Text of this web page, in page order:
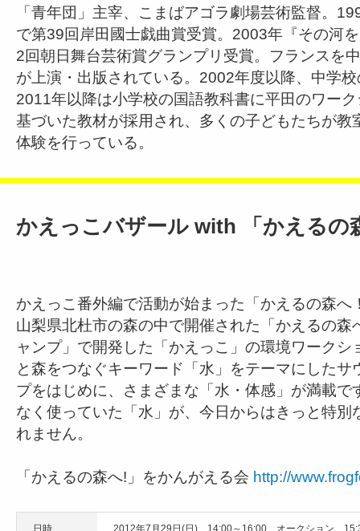
「青年団」主宰、こまばアゴラ劇場芸術監督。
で第39回岸田國士戯曲賞受賞。2003年『その河
2回朝日舞台芸術賞グランプリ受賞。フランスを
が上演・出版されている。2002年度以降、中学
2011年以降は小学校の国語教科書に平田のワー
基づいた教材が採用され、多くの子どもたちが教
体験を行っている。
かえっこバザール with 「かえるの
かえっこ番外編で活動が始まった「かえるの森へ
山梨県北杜市の森の中で開催された「かえるの森
ャンプ」で開発した「かえっこ」の環境ワークシ
と森をつなぐキーワード「水」をテーマにしたサ
プをはじめに、さまざまな「水・体感」が満載で
なく使っていた「水」が、今日からはきっと特別
れません。
「かえるの森へ!」をかんがえる会 http://
日時 2012年7月29日(日) 14:00～16:00 オークション